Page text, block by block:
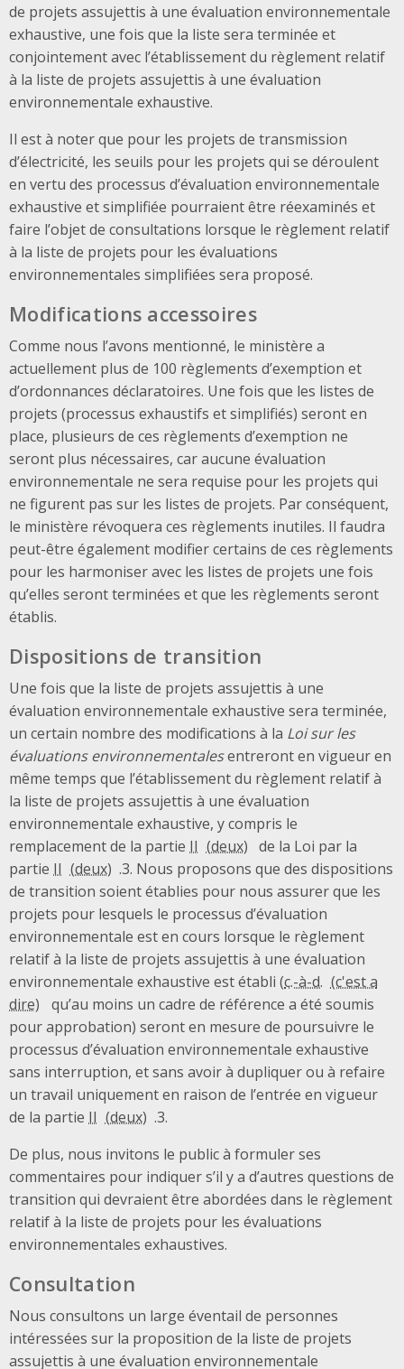
de projets assujettis à une évaluation environnementale
exhaustive, une fois que la liste sera terminée et
conjointement avec l’établissement du règlement relatif
à la liste de projets assujettis à une évaluation
environnementale exhaustive.
Il est à noter que pour les projets de transmission
d’électricité, les seuils pour les projets qui se déroulent
en vertu des processus d’évaluation environnementale
exhaustive et simplifiée pourraient être réexaminés et
faire l’objet de consultations lorsque le règlement relatif
à la liste de projets pour les évaluations
environnementales simplifiées sera proposé.
Modifications accessoires
Comme nous l’avons mentionné, le ministère a
actuellement plus de 100 règlements d’exemption et
d’ordonnances déclaratoires. Une fois que les listes de
projets (processus exhaustifs et simplifiés) seront en
place, plusieurs de ces règlements d’exemption ne
seront plus nécessaires, car aucune évaluation
environnementale ne sera requise pour les projets qui
ne figurent pas sur les listes de projets. Par conséquent,
le ministère révoquera ces règlements inutiles. Il faudra
peut-être également modifier certains de ces règlements
pour les harmoniser avec les listes de projets une fois
qu’elles seront terminées et que les règlements seront
établis.
Dispositions de transition
Une fois que la liste de projets assujettis à une
évaluation environnementale exhaustive sera terminée,
un certain nombre des modifications à la Loi sur les
évaluations environnementalesentreront en vigueur en
même temps que l’établissement du règlement relatif à
la liste de projets assujettis à une évaluation
environnementale exhaustive, y compris le
remplacement de la partie II
de la Loi par la
partie II
.3. Nous proposons que des dispositions
de transition soient établies pour nous assurer que les
projets pour lesquels le processus d’évaluation
environnementale est en cours lorsque le règlement
relatif à la liste de projets assujettis à une évaluation
environnementale exhaustive est établi (c.-à-d.
qu’au moins un cadre de référence a été soumis
pour approbation) seront en mesure de poursuivre le
processus d’évaluation environnementale exhaustive
sans interruption, et sans avoir à dupliquer ou à refaire
un travail uniquement en raison de l’entrée en vigueur
de la partie II
.3.
De plus, nous invitons le public à formuler ses
commentaires pour indiquer s’il y a d’autres questions de
transition qui devraient être abordées dans le règlement
relatif à la liste de projets pour les évaluations
environnementales exhaustives.
Consultation
Nous consultons un large éventail de personnes
intéressées sur la proposition de la liste de projets
assujettis à une évaluation environnementale